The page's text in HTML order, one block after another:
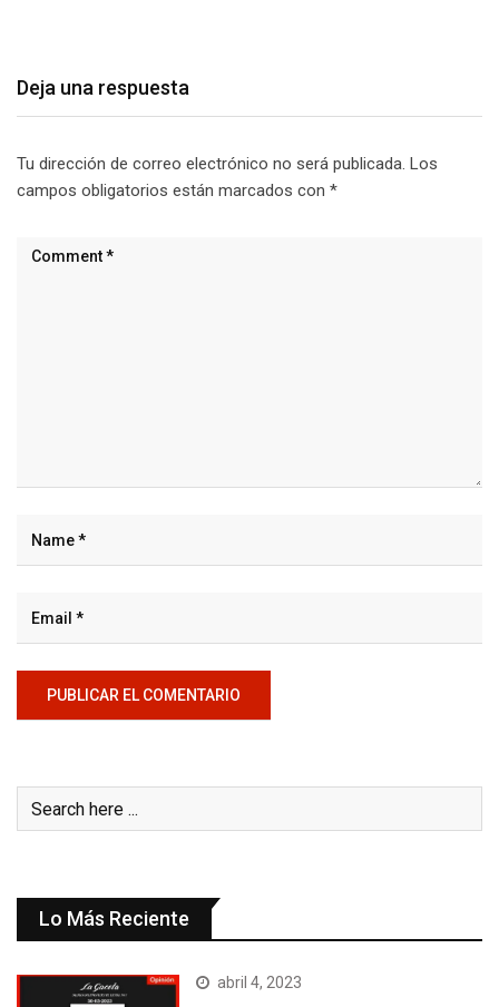
Deja una respuesta
Tu dirección de correo electrónico no será publicada. Los
campos obligatorios están marcados con *
Lo Más Reciente
abril 4, 2023